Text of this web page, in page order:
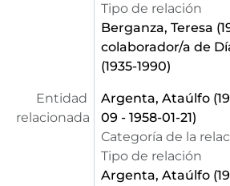
Tipo de relación
Berganza, Teresa
colaborador/a de
(1935-1990)
Entidad
relacionada
Argenta, Ataúlfo
09 - 1958-01-21)
Categoría de la
Tipo de relación
Argenta, Ataúlfo